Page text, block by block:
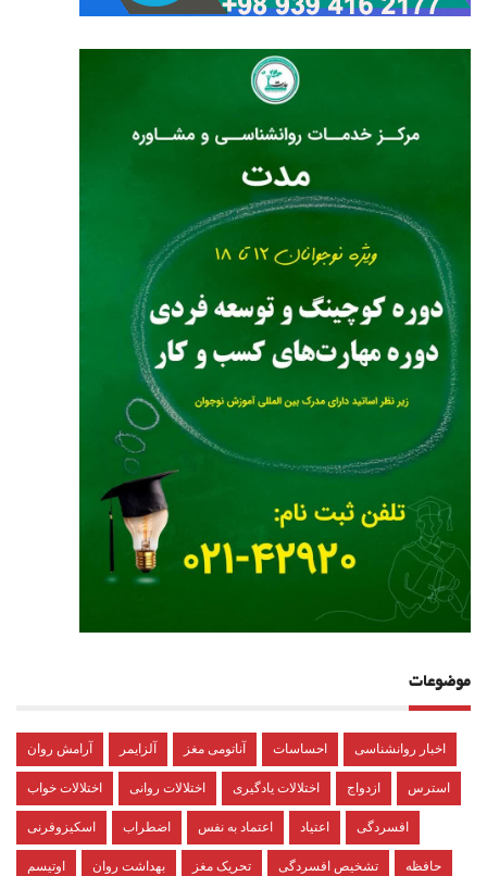
موضوعات
آرامش روان آلزایمر آناتومی مغز احساسات اخبار روانشناسی
اختلالات خواب اختلالات روانی اختلالات یادگیری ازدواج استرس
اسکیزوفرنی اضطراب اعتماد به نفس اعتیاد افسردگی
اوتیسم بهداشت روان تحریک مغز تشخیص افسردگی حافظه